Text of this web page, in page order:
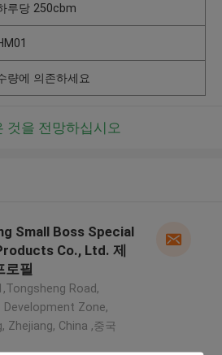
루당 250cbm
량에 의존하세요
것을 전망하십시오
Small Boss Special
Co., Ltd. 제
로필
Road,
Development Zone,
Zhejiang, China ,중국